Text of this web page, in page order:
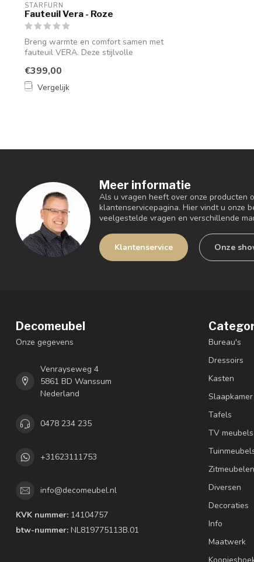
STARFURN
Fauteuil Vera - Roze
Breng warmte en comfort samen met
fauteuil VERA. Deze stijlvolle
€399,00
Vergelijk
Meer informatie
Als u vragen heeft over onze producten
klantenservicepagina. Hier vindt u onze
veelgestelde vragen en verschillende
Klantenservice Onze
Decomeubel
Onze gegevens
Venrayseweg 4
5861 BD Wanssum
Nederland
0478 234 235
+31623111753
info@decomeubel.nl
KVK nummer: 14104757
btw-nummer: NL819775113B.01
Bureau's
Dressoirs
Kasten
Tafels
TV meubels
Zitmeubelen
Diversen
Decoraties
Info
Maatwerk